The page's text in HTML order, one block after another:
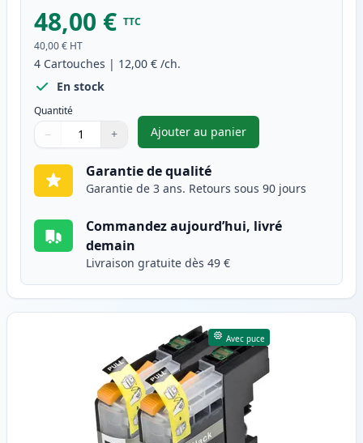
48,00 € TTC
40,00 € HT
4 Cartouches | 12,00 € /ch.
En stock
Quantité
Quantité
Utilisez les boutons pour ajuster
− +
Quantité
Ajouter au panier
,Pack de 4 Brother LC227 &
Garantie de qualité
Garantie de 3 ans. Retours sous 90 jours
Commandez aujourd’hui, livré
demain
Livraison gratuite dès 49 €
Avec puce